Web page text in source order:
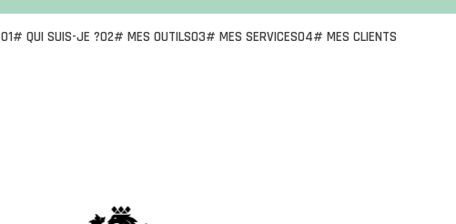
01# QUI SUIS-JE ?02# MES OUTILS03# MES SERVICES04# MES CLIENTS